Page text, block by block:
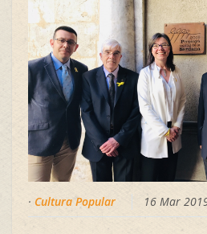
· Cultura Popular 16 Mar